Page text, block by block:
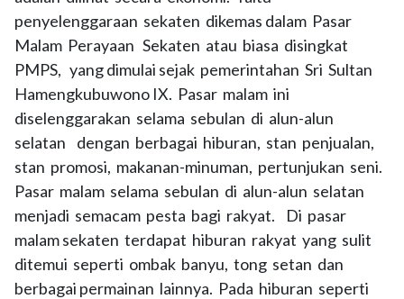
penyelenggaraan sekaten dikemas dalam Pasar
Malam Perayaan Sekaten atau biasa disingkat
PMPS, yang dimulai sejak pemerintahan Sri Sultan
Hamengkubuwono IX. Pasar malam ini
diselenggarakan selama sebulan di alun-alun
selatan dengan berbagai hiburan, stan penjualan,
stan promosi, makanan-minuman, pertunjukan seni.
Pasar malam selama sebulan di alun-alun selatan
menjadi semacam pesta bagi rakyat. Di pasar
malam sekaten terdapat hiburan rakyat yang sulit
ditemui seperti ombak banyu, tong setan dan
berbagai permainan lainnya. Pada hiburan seperti